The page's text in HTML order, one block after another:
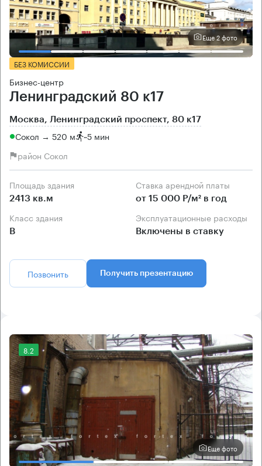
Еще 2 фото
БЕЗ КОМИССИИ
Бизнес-центр
Ленинградский 80 к17
Москва, Ленинградский проспект, 80 к17
Сокол → 520 м ~5 мин
район Сокол
Площадь здания
2413 кв.м
Ставка арендной платы
от 15 000 Р/м² в год
Класс здания
B
Эксплуатационные расходы
Включены в ставку
Позвонить Получить презентацию
8.2
Еще фото